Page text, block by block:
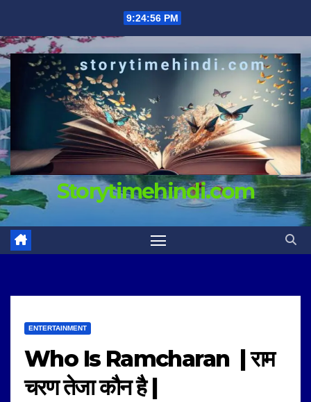
content
9:24:57 PM
Storytimehindi.com
ENTERTAINMENT
Who Is Ramcharan | राम
चरण तेजा कौन है |